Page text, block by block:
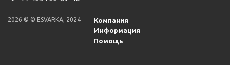
2026 © © ESVARKA, 2024
Компания
Информация
Помощь